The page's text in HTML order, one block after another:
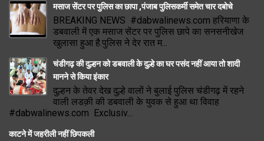
मसाज सेंटर पर पुलिस का छापा ,पंजाब पुलिसकर्मी समेत चार दबोचे
BREAKING NEWS #dabwalinews.com हरियाणा के
डबवाली में एक मसाज सेंटर पर पुलिस छापे का सनसनीखेज
खुलासा हुआ है.पुलिस ने देर रात म...
चंडीगढ़ की दुल्हन को डबवाली के दुल्हे का घर पसंद नहीं आया तो शादी
मानने से किया इंकार
दुल्हन के तेवर देख दुल्हे वालों ने बुलाई पुलिस चंडीगढ़ में रहने
वाली लडक़ी की डबवाली के युवक से हुआ था विवाह
#dabwalinews.com Exclusiv...
काटने में जहरीली नहीं छिपकली